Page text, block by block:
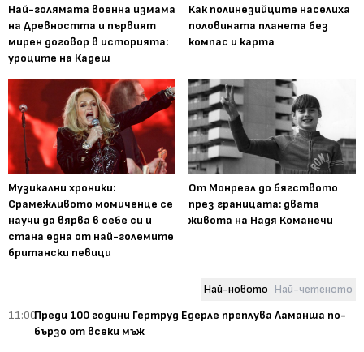
Най-голямата военна измама
на Древността и първият
мирен договор в историята:
уроците на Кадеш
Как полинезийците населиха
половината планета без
компас и карта
Музикални хроники:
Срамежливото момиченце се
научи да вярва в себе си и
стана една от най-големите
британски певици
От Монреал до бягството
през границата: двата
живота на Надя Команечи
Най-новото Най-четеното
11:00Преди 100 години Гертруд Едерле преплува Ламанша по-
бързо от всеки мъж